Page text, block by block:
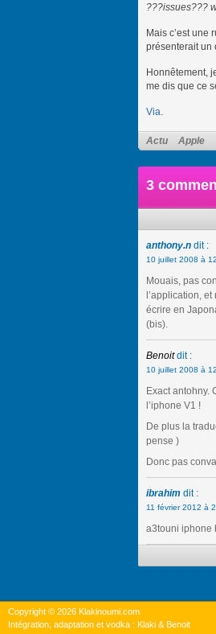
???issues???
Mais c’est une
présenterait un
Honnêtement,
me dis que ce
Via.
Actu Apple
3
anthony.n dit :
10 juillet 2008 à
Mouais, pas
l’application,
écrire en
(bis).
Benoit dit :
10 juillet 2008 à
Exact antohny.
l’iphone V1 !
De plus la
pense )
Donc pas
ibrahim dit :
11 février 2012 à
a3touni iphone
Copyright © 2026 Klakinoumi.com
Intégration, adaptation et vodka : Klaki & Benoit